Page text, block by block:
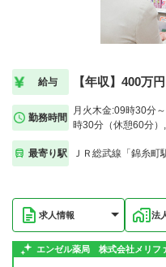
給与 【年収】400万
勤務時間
月火木金:09時30分
時30分（休憩60分）
最寄り駅 ＪＲ総武線「錦糸町
求人情報 法
エンゼル薬局 株式会社メリフ